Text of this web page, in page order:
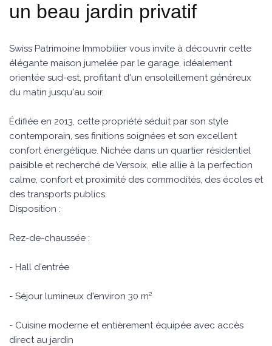
un beau jardin privatif
Swiss Patrimoine Immobilier vous invite à découvrir cette
élégante maison jumelée par le garage, idéalement
orientée sud-est, profitant d'un ensoleillement généreux
du matin jusqu'au soir.
Édifiée en 2013, cette propriété séduit par son style
contemporain, ses finitions soignées et son excellent
confort énergétique. Nichée dans un quartier résidentiel
paisible et recherché de Versoix, elle allie à la perfection
calme, confort et proximité des commodités, des écoles et
des transports publics.
Disposition :
Rez-de-chaussée :
- Hall d'entrée
- Séjour lumineux d'environ 30 m²
- Cuisine moderne et entièrement équipée avec accès
direct au jardin